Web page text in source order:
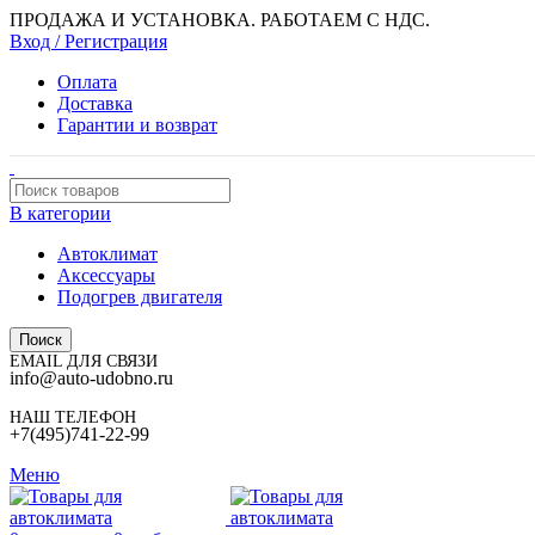
ПРОДАЖА И УСТАНОВКА. РАБОТАЕМ С НДС.
Вход / Регистрация
Оплата
Доставка
Гарантии и возврат
В категории
Автоклимат
Аксессуары
Подогрев двигателя
Поиск
EMAIL ДЛЯ СВЯЗИ
info@auto-udobno.ru
НАШ ТЕЛЕФОН
+7(495)741-22-99
Меню